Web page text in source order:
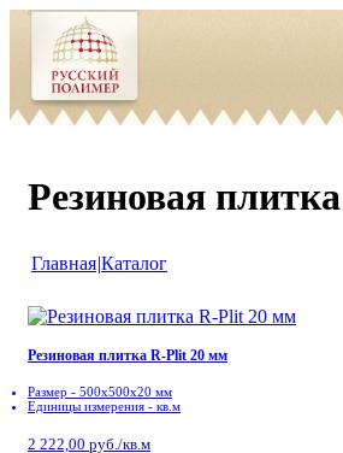
Резиновая
Главная|Каталог
Резиновая плитка R-Plit 20 мм
Размер - 500x500x20 мм
Единицы измерения - кв.м
2 222,00 руб./кв.м